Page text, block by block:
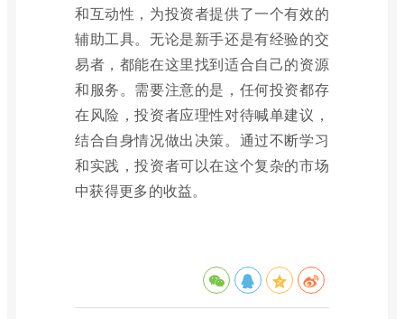
和互动性，为投资者提供了一个有效的
辅助工具。无论是新手还是有经验的交
易者，都能在这里找到适合自己的资源
和服务。需要注意的是，任何投资都存
在风险，投资者应理性对待喊单建议，
结合自身情况做出决策。通过不断学习
和实践，投资者可以在这个复杂的市场
中获得更多的收益。